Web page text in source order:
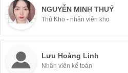
NGUYỄN MINH THUÝ
Thủ Kho - nhân viên kho
Lưu Hoàng Linh
Nhân viên kế toán